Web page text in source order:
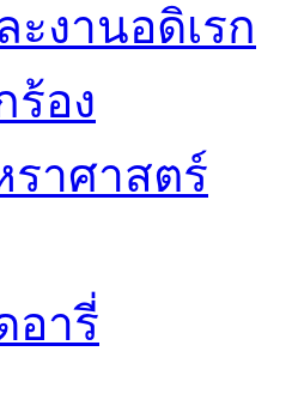
งานอดิเรก
ร้อง
ราศาสตร์
อารี่